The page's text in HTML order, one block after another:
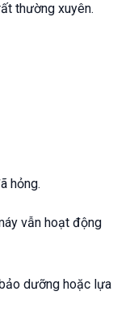
thường xuyên.
hỏng.
vẫn hoạt động
dưỡng hoặc lựa